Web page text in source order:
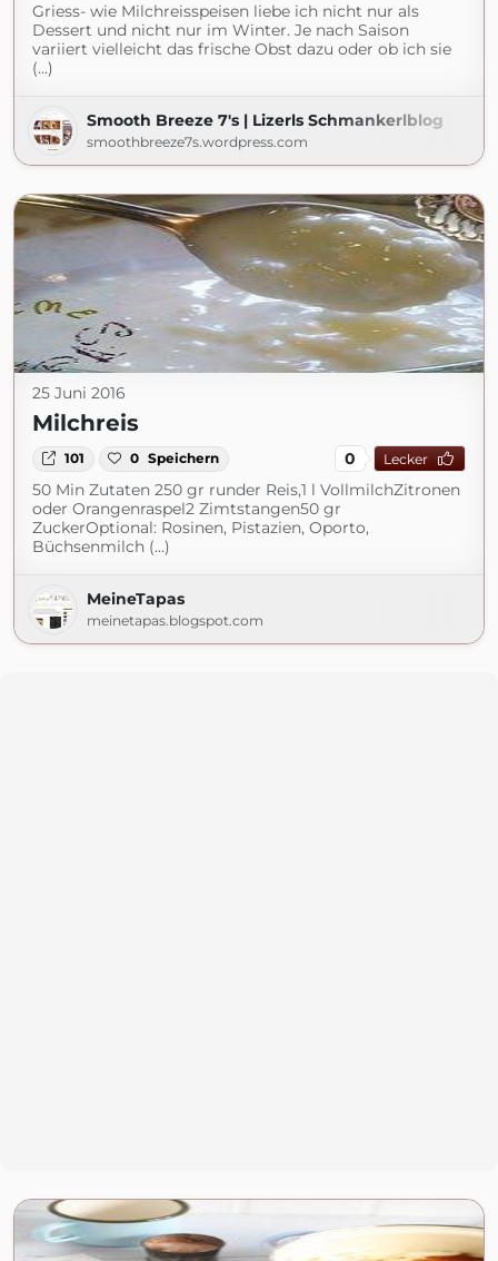
Griess- wie Milchreisspeisen liebe ich nicht nur als
Dessert und nicht nur im Winter. Je nach Saison
variiert vielleicht das frische Obst dazu oder ob ich sie
(...)
Smooth Breeze 7's | Lizerls Schmankerlblog
smoothbreeze7s.wordpress.com
25 Juni 2016
Milchreis
101 0 Speichern 0 Lecker
50 Min Zutaten 250 gr runder Reis,1 l VollmilchZitronen
oder Orangenraspel2 Zimtstangen50 gr
ZuckerOptional: Rosinen, Pistazien, Oporto,
Büchsenmilch (...)
MeineTapas
meinetapas.blogspot.com